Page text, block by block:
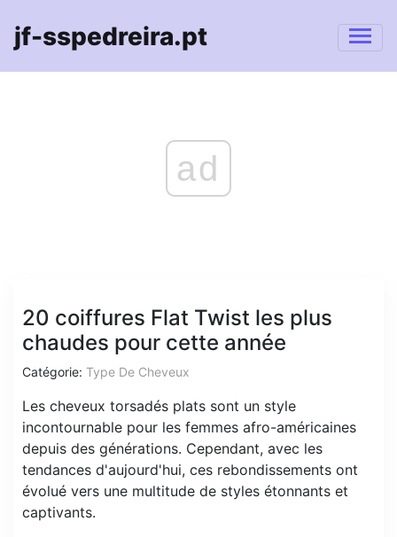
jf-sspedreira.pt
ad
20 coiffures Flat Twist les plus
chaudes pour cette année
Catégorie: Type De Cheveux
Les cheveux torsadés plats sont un style
incontournable pour les femmes afro-américaines
depuis des générations. Cependant, avec les
tendances d'aujourd'hui, ces rebondissements ont
évolué vers une multitude de styles étonnants et
captivants.